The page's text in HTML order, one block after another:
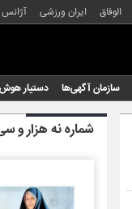
الوفاق ایران ورزشی
سازمان آگهی‌ها دستیار
شماره نه هزار و